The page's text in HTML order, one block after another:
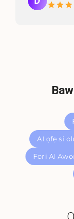
AI ọfẹ si
Fori AI